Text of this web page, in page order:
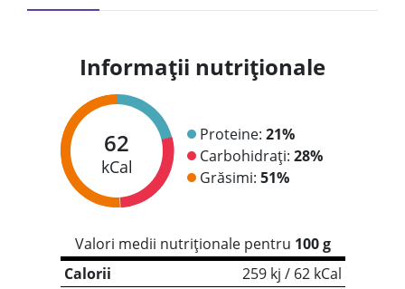
Informații nutriționale
62
kCal
Proteine: 21%
Carbohidrați: 28%
Grăsimi: 51%
Valori medii nutriționale pentru 100 g
Calorii
259 kj / 62 kCal